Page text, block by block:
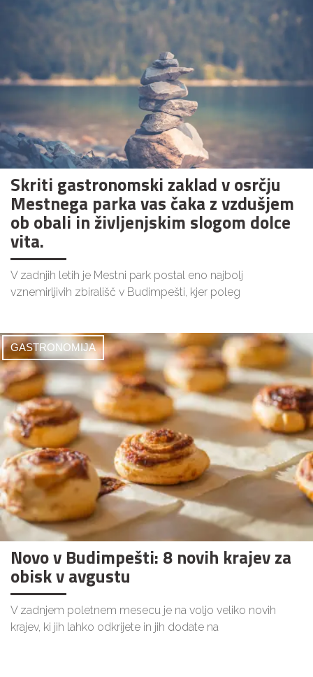
Skriti gastronomski zaklad v osrčju
Mestnega parka vas čaka z vzdušjem
ob obali in življenjskim slogom dolce
vita.
V zadnjih letih je Mestni park postal eno najbolj
vznemirljivih zbirališč v Budimpešti, kjer poleg
GASTRONOMIJA
Novo v Budimpešti: 8 novih krajev za
obisk v avgustu
V zadnjem poletnem mesecu je na voljo veliko novih
krajev, ki jih lahko odkrijete in jih dodate na